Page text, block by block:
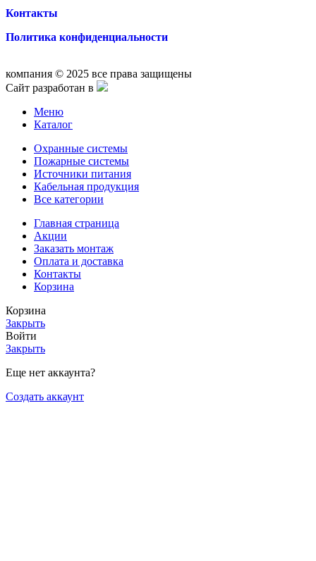
Контакты
Политика конфиденциальности
компания © 2025 все права защищены
Сайт разработан в
Меню
Каталог
Охранные системы
Пожарные системы
Источники питания
Кабельная продукция
Все категории
Главная страница
Акции
Заказать монтаж
Оплата и доставка
Контакты
Корзина
Корзина
Закрыть
Войти
Закрыть
Еще нет аккаунта?
Создать аккаунт